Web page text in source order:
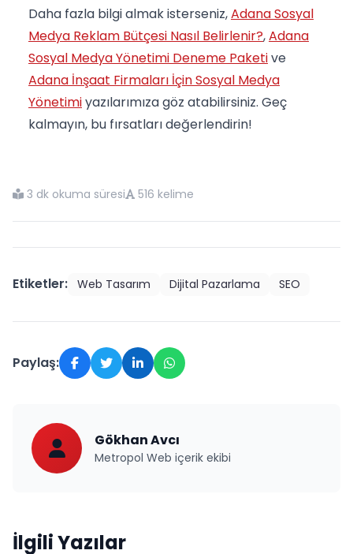
Daha fazla bilgi almak isterseniz,Adana Sosyal
Medya Reklam Bütçesi Nasıl Belirlenir?,Adana
Sosyal Medya Yönetimi Deneme Paketive
Adana İnşaat Firmaları İçin Sosyal Medya
Yönetimiyazılarımıza göz atabilirsiniz. Geç
kalmayın, bu fırsatları değerlendirin!
3 dk okuma süresi 516 kelime
Etiketler: Web Tasarım Dijital Pazarlama SEO
Paylaş:
Gökhan Avcı
Metropol Web içerik ekibi
İlgili Yazılar